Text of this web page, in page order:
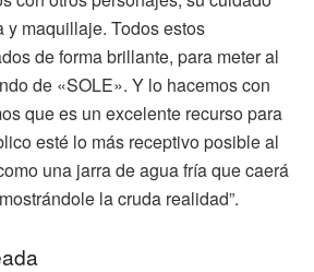
y maquillaje. Todos estos
de forma brillante, para meter al
de «SOLE». Y lo hacemos con
que es un excelente recurso para
esté lo más receptivo posible al
una jarra de agua fría que caerá
la cruda realidad”.